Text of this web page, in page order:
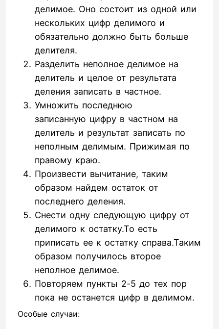
делимое. Оно состоит из одной или
нескольких цифр делимого и
обязательно должно быть больше
делителя.
Разделить неполное делимое на
делитель и целое от результата
деления записать в частное.
Умножить последнюю
записанную цифру в частном на
делитель и результат записать по
неполным делимым. Прижимая по
правому краю.
Произвести вычитание, таким
образом найдем остаток от
последнего деления.
Снести одну следующую цифру от
делимого к остатку.То есть
приписать ее к остатку справа.Таким
образом получилось второе
неполное делимое.
Повторяем пункты 2-5 до тех пор
пока не останется цифр в делимом.
Особые случаи: